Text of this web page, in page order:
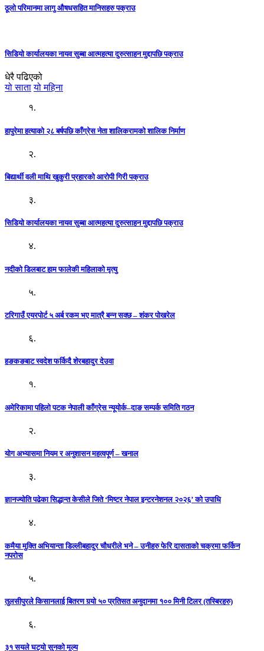
ठूलो परिमानमा लागु औषधसहित मानिसहरु पक्राउ
सिडियो कार्यालयका नायव सुब्बा आत्महत्या दुरुत्साहन मुद्दापछि पक्राउ
धेरै पढिएको
यो साता यो महिना
१.
हापुरेमा हत्याको २८ बर्षपछि काँग्रेस नेता शालिकरामको शालिक निर्माण
२.
बिद्यार्थी वली माथि खुकुरी प्रहारको आरोपी गिरी पक्राउ
३.
सिडियो कार्यालयका नायव सुब्बा आत्महत्या दुरुत्साहन मुद्दापछि पक्राउ
४.
नदीको डिलबाट हाम फालेकी महिलाको मृत्यु
५.
टरिगाउँ एयरपोर्ट ५ अर्ब रकम भए मात्रै बन्न सक्छ – शंकर पोखरेल
६.
हङकङबाट स्वदेश फर्किदै शेरबहादुर देउवा
१.
अमेरिकामा पहिलो पटक नेपाली काँग्रेस न्यूयोर्क–दाङ सम्पर्क समिति गठन
२.
योग अभ्यासमा नियम र अनुशासन महत्वपूर्ण – खनाल
३.
ज्ञानज्योति पढेका सिद्धान्त केसीले जिते ‘मिष्टर नेपाल इन्टरनेशनल २०२६’ को उपाधि
४.
कमैया मुक्ति अभियान्ता डिल्लीबहादुर चौधरीले भने – उनीहरु फेरि दासताको चक्रमा फर्किन
नपरोस
५.
तुलसीपुरले किसानलाई बितरण गर्‍यो ५० प्रतिसत अनुदानमा १०० मिनी टिलर (तस्बिरहरु)
६.
३१ सयले घट्यो सुनको मूल्य